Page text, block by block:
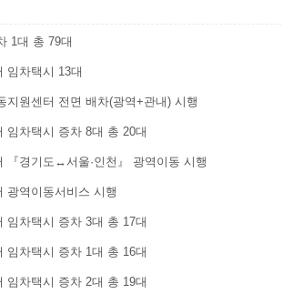
1대 총 79대
임차택시 13대
지원센터 전면 배차(광역+관내) 시행
임차택시 증차 8대 총 20대
『경기도↔서울·인천』 광역이동 시행
광역이동서비스 시행
임차택시 증차 3대 총 17대
임차택시 증차 1대 총 16대
임차택시 증차 2대 총 19대